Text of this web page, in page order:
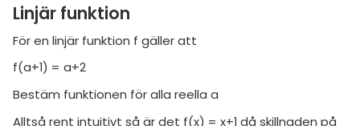
Linjär funktion
För en linjär funktion f gäller att
f(a+1) = a+2
Bestäm funktionen för alla reella a
Alltså rent intuitivt så är det f(x) = x+1 då skillnaden på
9
Integraler
Trigonometri
& Bygg